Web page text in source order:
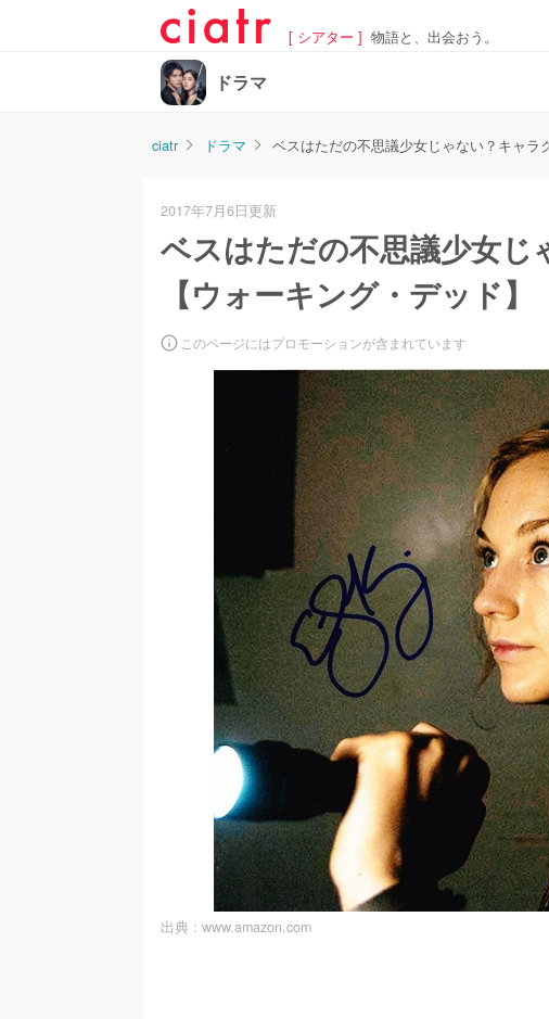
[ シアター ] 物語と、出会おう。
ドラマ
ciatr ドラマ ベスはただの不思議少女じゃない？キャラ
2017年7月6日更新
ベスはただの不思議少女
【ウォーキング・デッド】
このページにはプロモーションが含まれています
出典 : www.amazon.com